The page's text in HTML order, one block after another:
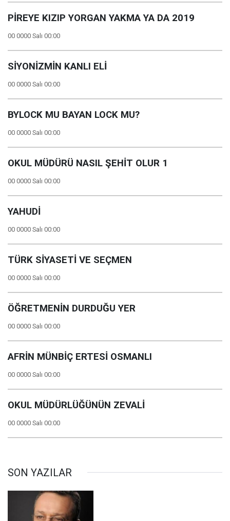
PİREYE KIZIP YORGAN YAKMA YA DA 2019
00 0000 Salı 00:00
SİYONİZMİN KANLI ELİ
00 0000 Salı 00:00
BYLOCK MU BAYAN LOCK MU?
00 0000 Salı 00:00
OKUL MÜDÜRÜ NASIL ŞEHİT OLUR 1
00 0000 Salı 00:00
YAHUDİ
00 0000 Salı 00:00
TÜRK SİYASETİ VE SEÇMEN
00 0000 Salı 00:00
ÖĞRETMENİN DURDUĞU YER
00 0000 Salı 00:00
AFRİN MÜNBİÇ ERTESİ OSMANLI
00 0000 Salı 00:00
OKUL MÜDÜRLÜĞÜNÜN ZEVALİ
00 0000 Salı 00:00
SON YAZILAR